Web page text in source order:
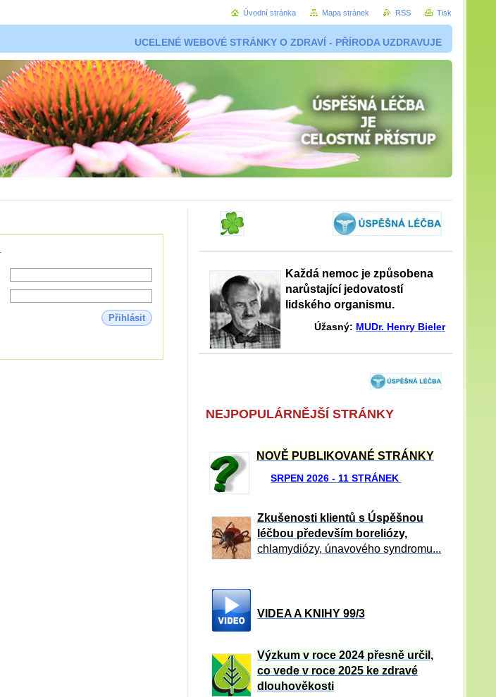
UCELENÉ WEBOVÉ STRÁNKY O ZDRAVÍ - PŘÍRODA UZDRAVUJE
Přihlásit
Každá nemoc je způsobena
narůstající jedovatostí
lidského organismu.
Úžasný: MUDr. Henry Bieler
NEJPOPULÁRNĚJŠÍ STRÁNKY
NOVĚ PUBLIKOVANÉ STRÁNKY
SRPEN 2026 - 11 STRÁNEK
Zkušenosti klientů s Úspěšnou
léčbou především boreliózy,
chlamydiózy, únavového syndromu...
VIDEA A KNIHY 99/3
Výzkum v roce 2024 přesně určil,
co vede v roce 2025 ke zdravé
dlouhověkosti
Úvodní stránka Mapa stránek RSS Tisk